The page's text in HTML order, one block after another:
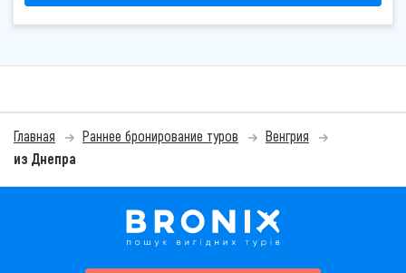
Главная Раннее бронирование туров
Венгрия
из Днепра